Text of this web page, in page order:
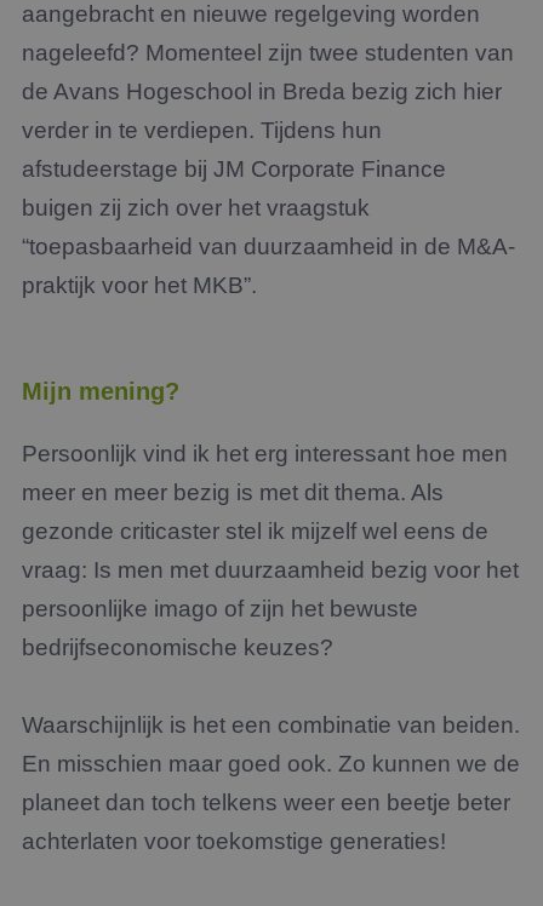
aangebracht en nieuwe regelgeving worden
nageleefd? Momenteel zijn twee studenten van
de Avans Hogeschool in Breda bezig zich hier
verder in te verdiepen. Tijdens hun
afstudeerstage bij JM Corporate Finance
buigen zij zich over het vraagstuk
“toepasbaarheid van duurzaamheid in de M&A-
praktijk voor het MKB”.
Mijn mening?
Persoonlijk vind ik het erg interessant hoe men
meer en meer bezig is met dit thema. Als
gezonde criticaster stel ik mijzelf wel eens de
vraag: Is men met duurzaamheid bezig voor het
persoonlijke imago of zijn het bewuste
bedrijfseconomische keuzes?
Waarschijnlijk is het een combinatie van beiden.
En misschien maar goed ook. Zo kunnen we de
planeet dan toch telkens weer een beetje beter
achterlaten voor toekomstige generaties!